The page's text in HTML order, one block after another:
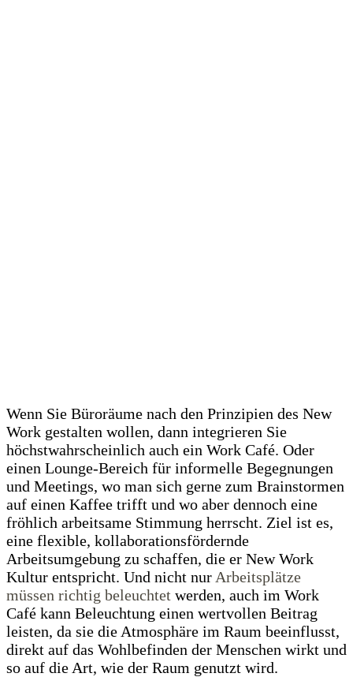
Wenn Sie Büroräume nach den Prinzipien des New
Work gestalten wollen, dann integrieren Sie
höchstwahrscheinlich auch ein Work Café. Oder
einen Lounge-Bereich für informelle Begegnungen
und Meetings, wo man sich gerne zum Brainstormen
auf einen Kaffee trifft und wo aber dennoch eine
fröhlich arbeitsame Stimmung herrscht. Ziel ist es,
eine flexible, kollaborationsfördernde
Arbeitsumgebung zu schaffen, die er New Work
Kultur entspricht. Und nicht nur Arbeitsplätze
müssen richtig beleuchtet werden, auch im Work
Café kann Beleuchtung einen wertvollen Beitrag
leisten, da sie die Atmosphäre im Raum beeinflusst,
direkt auf das Wohlbefinden der Menschen wirkt und
so auf die Art, wie der Raum genutzt wird.